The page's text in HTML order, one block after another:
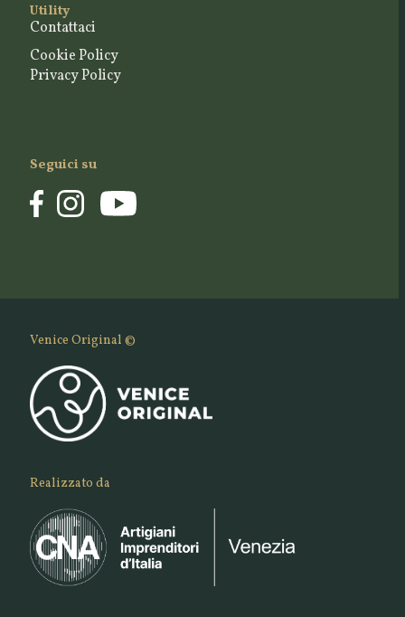
Utility
Contattaci
Cookie Policy
Privacy Policy
Seguici su
Venice Original ©
Realizzato da